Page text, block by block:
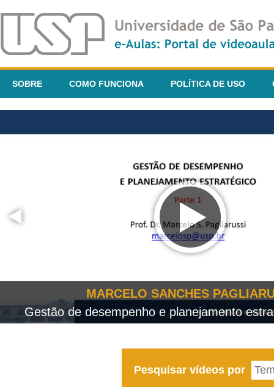
SOBRE COMO FUNCIONA POLÍTICA DE USO
MARCELO SANCHES
Gestão de desempenho e planejamento
Pesquisar vídeos por